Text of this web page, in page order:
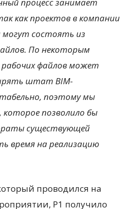
как проектов в компании
могут состоять из
По некоторым
файлов может
штат BIM-
поэтому мы
которое позволило бы
существующей
время на реализацию
проводился на
Р1 получило